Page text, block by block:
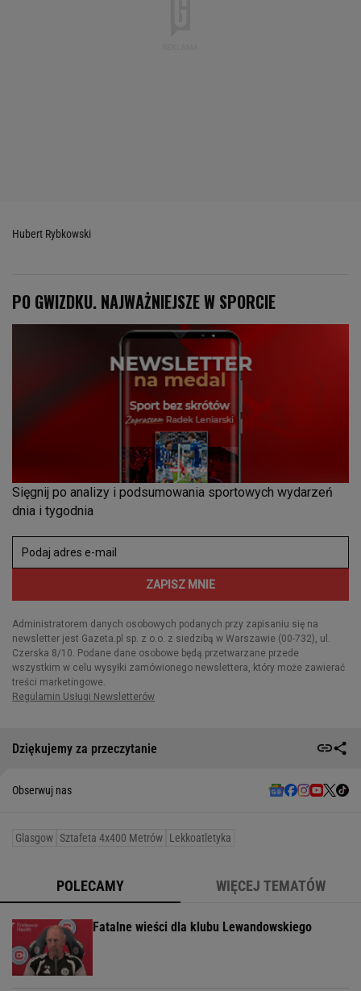
Hubert Rybkowski
Dziękujemy za przeczytanie
Obserwuj nas
Glasgow Sztafeta 4x400 Metrów Lekkoatletyka
POLECAMY WIĘCEJ TEMATÓW
Fatalne wieści dla klubu Lewandowskiego